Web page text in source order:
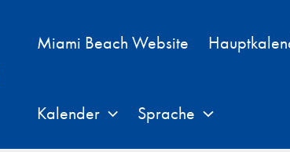
Miami Beach Website
Kalender Sprache